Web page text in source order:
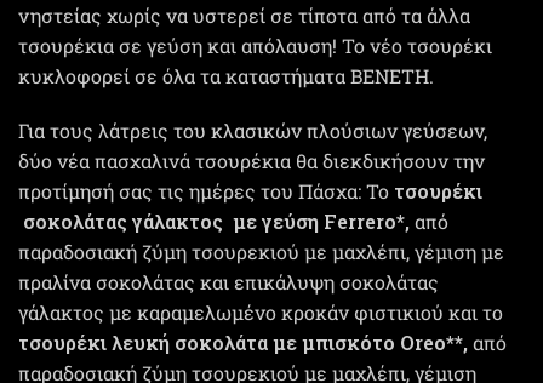
νηστείας χωρίς να υστερεί σε τίποτα από τα άλλα
τσουρέκια σε γεύση και απόλαυση! Το νέο τσουρέκι
κυκλοφορεί σε όλα τα καταστήματα ΒΕΝΕΤΗ.
Για τους λάτρεις του κλασικών πλούσιων γεύσεων,
δύο νέα πασχαλινά τσουρέκια θα διεκδικήσουν την
προτίμησή σας τις ημέρες του Πάσχα: Το τσουρέκι
σοκολάτας γάλακτος με γεύση Ferrero*,από
παραδοσιακή ζύμη τσουρεκιού με μαχλέπι, γέμιση με
πραλίνα σοκολάτας και επικάλυψη σοκολάτας
γάλακτος με καραμελωμένο κροκάν φιστικιού και το
τσουρέκι λευκή σοκολάτα με μπισκότο Oreo**,από
παραδοσιακή ζύμη τσουρεκιού με μαχλέπι, γέμιση